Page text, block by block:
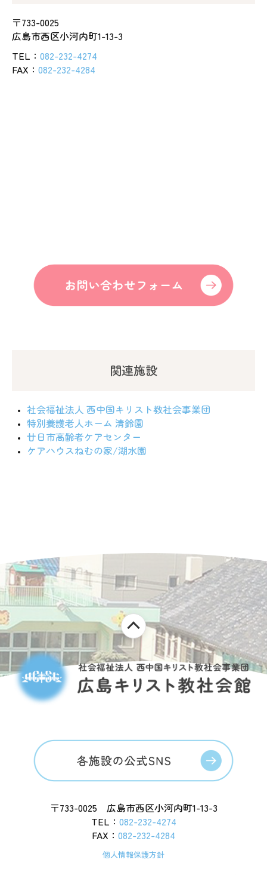
〒733-0025
広島市西区小河内町1-13-3
TEL： 082-232-4274
FAX： 082-232-4284
関連施設
社会福祉法人 西中国キリスト教社会事業団
特別養護老人ホーム 清鈴園
廿日市高齢者ケアセンター
ケアハウスねむの家/湖水園
〒733-0025 広島市西区小河内町1-13-3
TEL： 082-232-4274
FAX： 082-232-4284
個人情報保護方針